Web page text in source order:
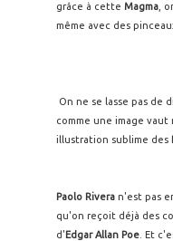
grâce à cette Magma ,
même avec des
On ne se lasse pas de
comme une image
illustration sublime des
Paolo Rivera n'est pas
qu'on reçoit déjà des
d'Edgar Allan Poe . Et